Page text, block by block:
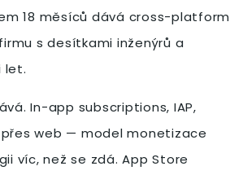
18 měsíců dává cross-platform
s desítkami inženýrů a
let.
In-app subscriptions, IAP,
přes web — model monetizace
víc, než se zdá. App Store